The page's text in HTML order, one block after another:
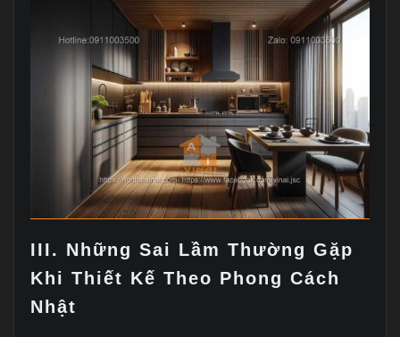
III. Những Sai Lầm Thường Gặp
Khi Thiết Kế Theo Phong Cách
Nhật